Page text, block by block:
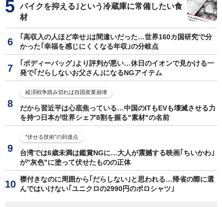
パイクを抑える｣という冷蔵庫に常備したい食
材
｢高収入の人ほど幸せ｣は間違いだった…世界160カ国研究で分
かった｢幸福を感じにくくなる年収｣の分岐点
｢ボディーバッグ｣より評判が悪い…休日のイオンで見かける一
発で｢だらしないお父さん｣になるNGアイテム
経済戦争踏み切れば自国産業崩壊
だから習近平は心底焦っている…中国のITもEVも壊滅させる力
を持つ日本が世界シェア8割を握る"素材"の名前
"伏せる技術"の到達点
台湾では6歳未満は鑑賞NGに…大人が震撼する映画｢ちいかわ｣
が"灰色"に塗って伏せたものの正体
襟付きなのに周囲から｢だらしない｣と思われる…帰省の際に選
んではいけない｢ユニクロの2990円のポロシャツ｣